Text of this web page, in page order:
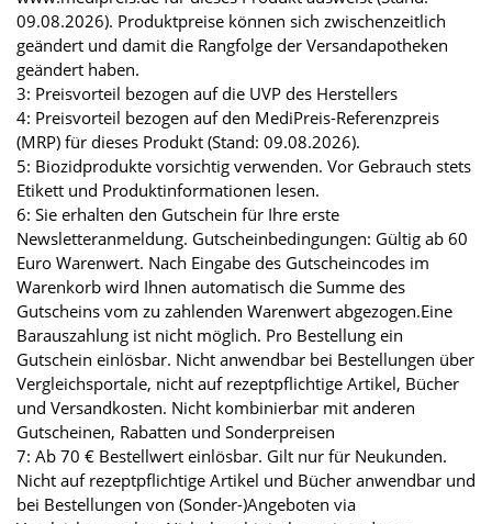
09.08.2026). Produktpreise können sich zwischenzeitlich
geändert und damit die Rangfolge der Versandapotheken
geändert haben.
3: Preisvorteil bezogen auf die UVP des Herstellers
4: Preisvorteil bezogen auf den MediPreis-Referenzpreis
(MRP) für dieses Produkt (Stand: 09.08.2026).
5: Biozidprodukte vorsichtig verwenden. Vor Gebrauch stets
Etikett und Produktinformationen lesen.
6: Sie erhalten den Gutschein für Ihre erste
Newsletteranmeldung. Gutscheinbedingungen: Gültig ab 60
Euro Warenwert. Nach Eingabe des Gutscheincodes im
Warenkorb wird Ihnen automatisch die Summe des
Gutscheins vom zu zahlenden Warenwert abgezogen.Eine
Barauszahlung ist nicht möglich. Pro Bestellung ein
Gutschein einlösbar. Nicht anwendbar bei Bestellungen über
Vergleichsportale, nicht auf rezeptpflichtige Artikel, Bücher
und Versandkosten. Nicht kombinierbar mit anderen
Gutscheinen, Rabatten und Sonderpreisen
7: Ab 70 € Bestellwert einlösbar. Gilt nur für Neukunden.
Nicht auf rezeptpflichtige Artikel und Bücher anwendbar und
bei Bestellungen von (Sonder-)Angeboten via